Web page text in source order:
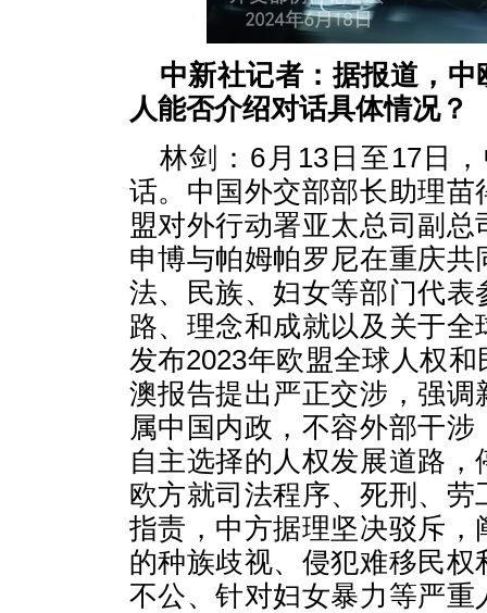
中新社记者：据报道，
人能否介绍对话具体情况？
林剑：6月13日至17日
话。中国外交部部长助理
盟对外行动署亚太总司副
申博与帕姆帕罗尼在重庆
法、民族、妇女等部门代
路、理念和成就以及关于
发布2023年欧盟全球人权
澳报告提出严正交涉，强
属中国内政，不容外部干
自主选择的人权发展道路
欧方就司法程序、死刑、
指责，中方据理坚决驳斥
的种族歧视、侵犯难移民
不公、针对妇女暴力等严